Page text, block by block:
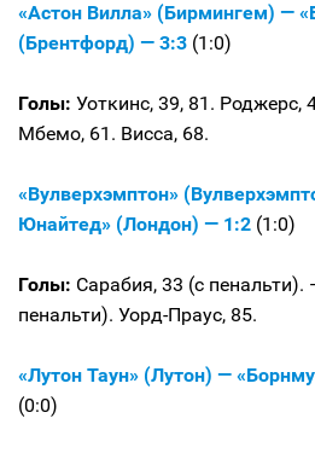
«Астон Вилла» (Бирмингем) —
(Брентфорд) — 3:3 (1:0)
Голы: Уоткинс, 39, 81. Роджерс,
Мбемо, 61. Висса, 68.
«Вулверхэмптон»
Юнайтед» (Лондон) — 1:2 (1:0)
Голы: Сарабия, 33 (с пенальти).
пенальти). Уорд-Праус, 85.
«Лутон Таун» (Лутон) —
(0:0)